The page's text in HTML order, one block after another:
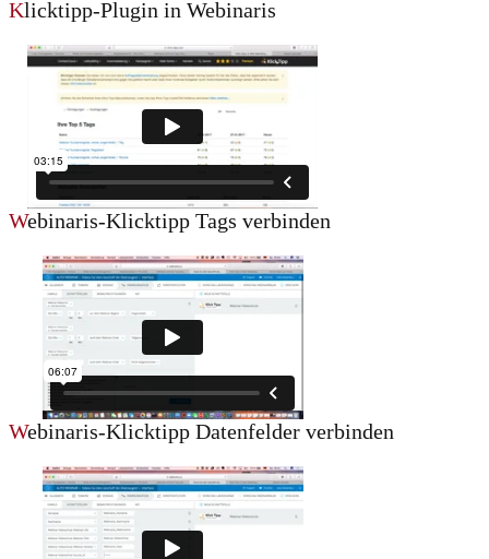
Klicktipp-Plugin in Webinaris
Webinaris-Klicktipp Tags verbinden
Webinaris-Klicktipp Datenfelder verbinden